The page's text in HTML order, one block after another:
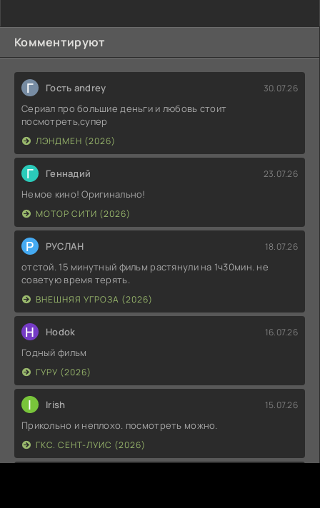
Комментируют
Г Гость andrey 30.07.26
Сериал про большие деньги и любовь стоит
посмотреть,супер
ЛЭНДМЕН (2026)
Г Геннадий 23.07.26
Немое кино! Оригинально!
МОТОР СИТИ (2026)
Р РУСЛАН 18.07.26
отстой. 15 минутный фильм растянули на 1ч30мин. не
советую время терять.
ВНЕШНЯЯ УГРОЗА (2026)
H Hodok 16.07.26
Годный фильм
ГУРУ (2026)
I Irish 15.07.26
Прикольно и неплохо. посмотреть можно.
ГКС. СЕНТ-ЛУИС (2026)